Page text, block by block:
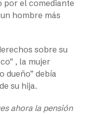
por el comediante
hombre más
sobre su
, la mujer
dueño” debía
su hija.
ahora la pensión